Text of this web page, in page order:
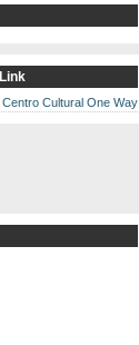
Link
Centro Cultural One Way